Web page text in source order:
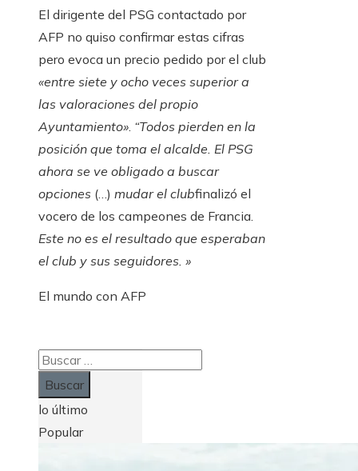
El dirigente del PSG contactado por
AFP no quiso confirmar estas cifras
pero evoca un precio pedido por el club
«entre siete y ocho veces superior a
las valoraciones del propio
Ayuntamiento» “Todos pierden en la
posición que toma el alcalde. El PSG
ahora se ve obligado a buscar
opciones (…) mudar el clubfinalizó el
vocero de los campeones de Francia.
Este no es el resultado que esperaban
el club y sus seguidores. »
El mundo con AFP
Buscar:
lo último
Popular